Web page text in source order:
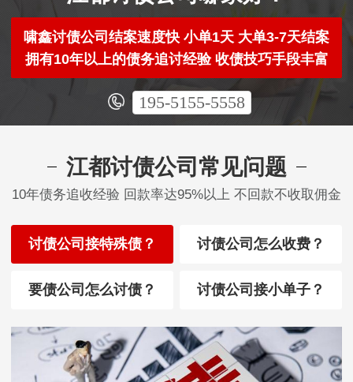
啸鑫讨债公司结案速度快 小单1天 大单3-7天结案
拥有10年以上的债务追讨经验 收债技巧手段丰富
195-5155-5558
江都讨债公司常见问题
10年债务追收经验 回款率达95%以上 不回款不收取佣金
讨债公司接特殊债？ 讨债公司怎么收费？
要债公司怎么讨债？ 讨债公司接小单子？